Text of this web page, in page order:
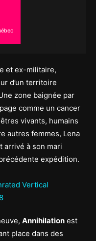
et ex-militaire,
d’un territoire
zone baignée par
comme un cancer
vivants, humains
autres femmes, Lena
arrivé à son mari
expédition.
Annihilation est
place dans des